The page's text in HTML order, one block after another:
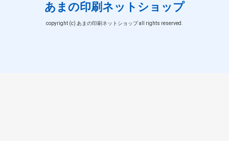
あまの印刷ネットショップ
copyright (c) あまの印刷ネットショップ all rights reserved.